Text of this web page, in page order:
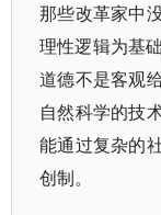
那些改革家中
理性逻辑为基
道德不是客观
自然科学的技
能通过复杂的
创制。